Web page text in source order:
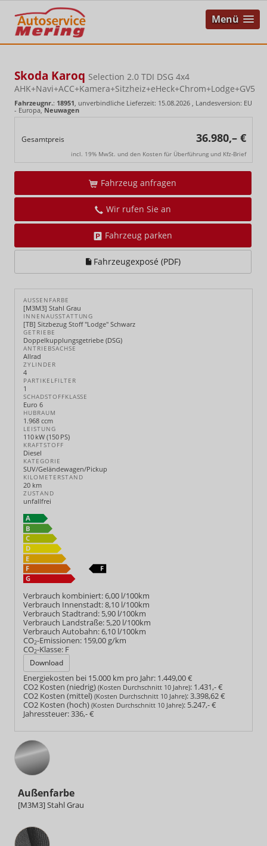
Menü
Skoda Karoq Selection 2.0 TDI DSG 4x4
AHK+Navi+ACC+Kamera+Sitzheiz+eHeck+Chrom+Lodge+GV5
Fahrzeugnr.: 18951, unverbindliche Lieferzeit: 15.08.2026 , Landesversion: EU
- Europa,Neuwagen
Gesamtpreis 36.980,– €
incl. 19% MwSt. und den Kosten für Überführung und Kfz-Brief
Fahrzeug anfragen
Wir rufen Sie an
Fahrzeug parken
Fahrzeugexposé (PDF)
AUSSENFARBE
[M3M3] Stahl Grau
INNENAUSSTATTUNG
[TB] Sitzbezug Stoff "Lodge" Schwarz
GETRIEBE
Doppelkupplungsgetriebe (DSG)
ANTRIEBSACHSE
Allrad
ZYLINDER
4
PARTIKELFILTER
1
SCHADSTOFFKLASSE
Euro 6
HUBRAUM
1.968 ccm
LEISTUNG
110 kW (150 PS)
KRAFTSTOFF
Diesel
KATEGORIE
SUV/Geländewagen/Pickup
KILOMETERSTAND
20 km
ZUSTAND
unfallfrei
Verbrauch kombiniert:6,00 l/100km
Verbrauch Innenstadt:8,10 l/100km
Verbrauch Stadtrand: 5,90 l/100km
Verbrauch Landstraße: 5,20 l/100km
Verbrauch Autobahn:6,10 l/100km
CO2-Emissionen: 159,00 g/km
CO2-Klasse: F
Download
Energiekosten bei 15.000 km pro Jahr: 1.449,00 €
CO2 Kosten (niedrig) (Kosten Durchschnitt 10 Jahre): 1.431,- €
CO2 Kosten (mittel) (Kosten Durchschnitt 10 Jahre):3.398,62 €
CO2 Kosten (hoch) (Kosten Durchschnitt 10 Jahre): 5.247,- €
Jahressteuer:336,- €
Außenfarbe
[M3M3] Stahl Grau
Innenausstattung